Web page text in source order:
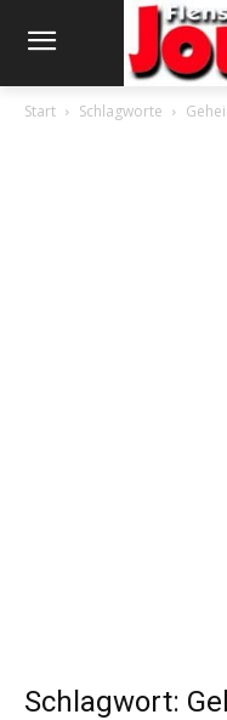
Start Schlagworte
Schlagwort: